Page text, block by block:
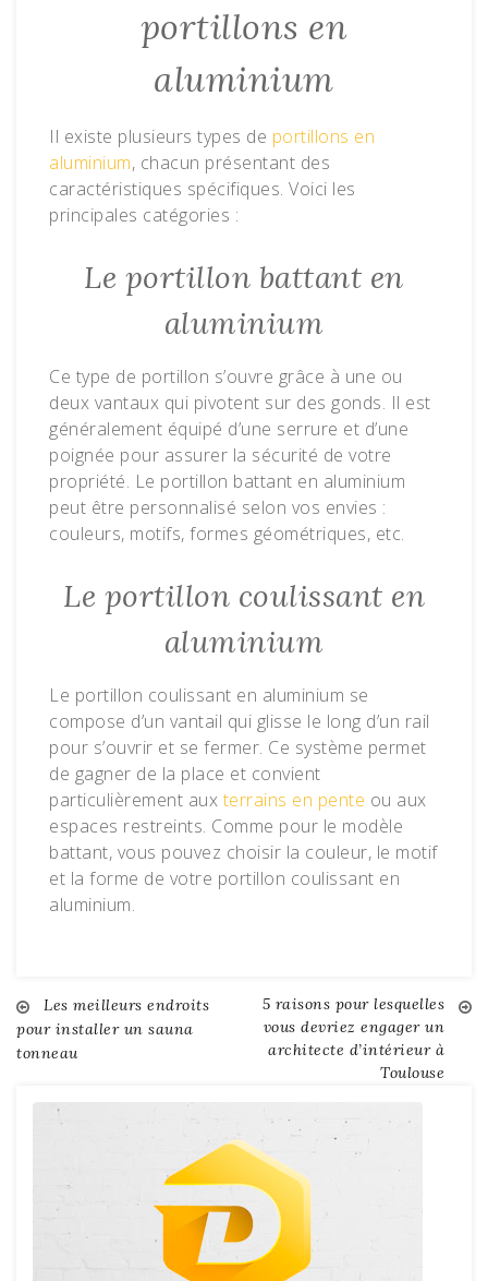
portillons en
aluminium
Il existe plusieurs types de portillons en
aluminium, chacun présentant des
caractéristiques spécifiques. Voici les
principales catégories :
Le portillon battant en
aluminium
Ce type de portillon s’ouvre grâce à une ou
deux vantaux qui pivotent sur des gonds. Il est
généralement équipé d’une serrure et d’une
poignée pour assurer la sécurité de votre
propriété. Le portillon battant en aluminium
peut être personnalisé selon vos envies :
couleurs, motifs, formes géométriques, etc.
Le portillon coulissant en
aluminium
Le portillon coulissant en aluminium se
compose d’un vantail qui glisse le long d’un rail
pour s’ouvrir et se fermer. Ce système permet
de gagner de la place et convient
particulièrement aux terrains en pente ou aux
espaces restreints. Comme pour le modèle
battant, vous pouvez choisir la couleur, le motif
et la forme de votre portillon coulissant en
aluminium.
Navigation
de
l’article
Les meilleurs endroits
pour installer un sauna
tonneau
5 raisons pour lesquelles
vous devriez engager un
architecte d’intérieur à
Toulouse